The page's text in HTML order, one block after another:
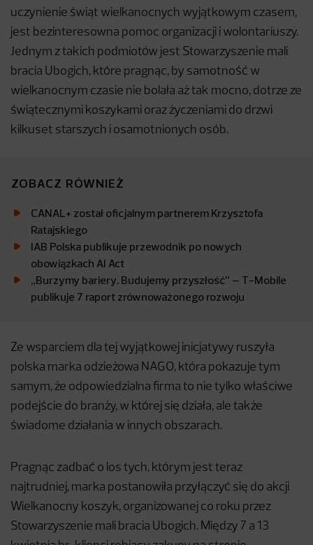
uczynienie świąt wielkanocnych wyjątkowym czasem,
jest bezinteresowna pomoc organizacji i wolontariuszy.
Jednym z takich podmiotów jest Stowarzyszenie mali
bracia Ubogich, które pragnąc, by samotność w
wielkanocnym czasie nie bolała aż tak mocno, dotrze ze
świątecznymi koszykami oraz życzeniami do drzwi
kilkuset starszych i osamotnionych osób.
ZOBACZ RÓWNIEŻ
CANAL+ został oficjalnym partnerem Krzysztofa
Ratajskiego
IAB Polska publikuje przewodnik po nowych
obowiązkach AI Act
„Burzymy bariery. Budujemy przyszłość” – T-Mobile
publikuje 7 raport zrównoważonego rozwoju
Ze wsparciem dla tej wyjątkowej inicjatywy ruszyła
polska marka odzieżowa NAGO, która pokazuje tym
samym, że odpowiedzialna firma to nie tylko właściwe
podejście do branży, w której się działa, ale także
świadome działania w innych obszarach.
Pragnąc zadbać o los tych, którym jest teraz
najtrudniej, marka postanowiła przyłączyć się do akcji
Wielkanocny koszyk, organizowanej co roku przez
Stowarzyszenie mali bracia Ubogich. Między 7 a 13